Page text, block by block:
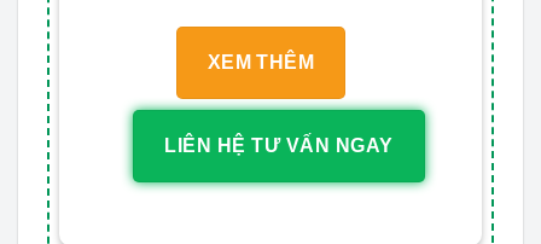
XEM THÊM
LIÊN HỆ TƯ VẤN NGAY